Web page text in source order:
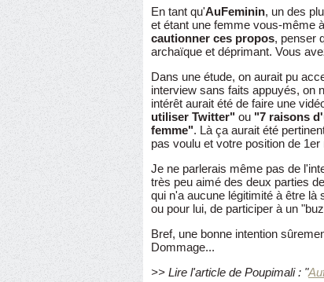
En tant qu'AuFeminin, un des
et étant une femme vous-même
cautionner ces propos, penser
archaïque et déprimant. Vous
Dans une étude, on aurait pu
interview sans faits appuyés, on
intérêt aurait été de faire une
utiliser Twitter" ou "7 raisons
femme". Là ça aurait été
pas voulu et votre position de
Je ne parlerais même pas de
très peu aimé des deux parties
qui n'a aucune légitimité à être
ou pour lui, de participer à un
Bref, une bonne intention
Dommage...
>> Lire l'article de Poupimali : "